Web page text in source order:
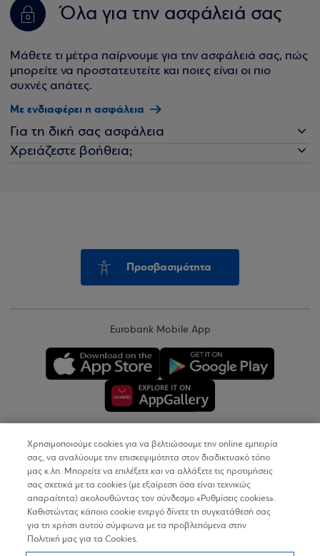
Όλα για την ασφάλειά σας
Μάθετε τι μέτρα παίρνουμε για την ασφάλειά σας, πώς
μπορείτε να προστατευτείτε και ποιες είναι οι πιο
συχνές απάτες.
Με ενδιαφέρει η ασφάλεια
Για τη δική σας ασφάλεια
Χρειάζεστε βοήθεια;
Προσβασιμότητα
Eurobank Mobile App
Copyright © 2026
Όροι Χρήσης
Προσωπικά Δεδομένα στον Διαδικτυακό Τόπο
Χρησιμοποιούμε cookies για να βελτιώσουμε την online εμπειρία
σας, να αναλύουμε την επισκεψιμότητα στον διαδικτυακό τόπο
μας κ.λπ. Μπορείτε να επιλέξετε και να αλλάξετε τις προτιμήσεις
σας σχετικά με τα cookies (με εξαίρεση όσα είναι τεχνικώς
απαραίτητα) ακολουθώντας τον σύνδεσμο «Ρυθμίσεις cookies».
Καθιστώντας κάποιο cookie ενεργό δίνετε τη συγκατάθεσή σας
για τη χρήση αυτού σύμφωνα με τα προβλεπόμενα στην
Πολιτική μας για τα Cookies.